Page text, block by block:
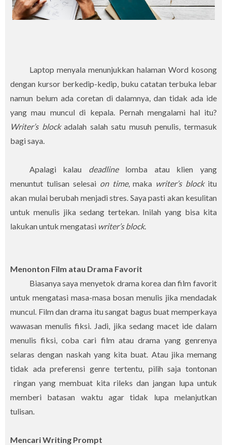
Laptop menyala menunjukkan halaman Word kosong
dengan kursor berkedip-kedip, buku catatan terbuka lebar
namun belum ada coretan di dalamnya, dan tidak ada ide
yang mau muncul di kepala. Pernah mengalami hal itu?
Writer’s blockadalah salah satu musuh penulis, termasuk
bagi saya.
Apalagi kalau deadline lomba atau klien yang
menuntut tulisan selesai on time, maka writer’s blockitu
akan mulai berubah menjadi stres. Saya pasti akan kesulitan
untuk menulis jika sedang tertekan. Inilah yang bisa kita
lakukan untuk mengatasi writer’s block.
Menonton Film atau Drama Favorit
Biasanya saya menyetok drama korea dan film favorit
untuk mengatasi masa-masa bosan menulis jika mendadak
muncul. Film dan drama itu sangat bagus buat memperkaya
wawasan menulis fiksi. Jadi, jika sedang macet ide dalam
menulis fiksi, coba cari film atau drama yang genrenya
selaras dengan naskah yang kita buat. Atau jika memang
tidak ada preferensi genre tertentu, pilih saja tontonan
ringan yang membuat kita rileks dan jangan lupa untuk
memberi batasan waktu agar tidak lupa melanjutkan
tulisan.
Mencari Writing Prompt